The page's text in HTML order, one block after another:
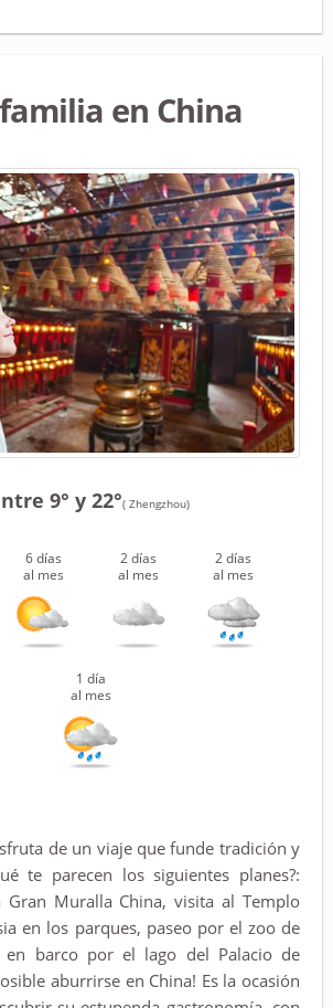
en China
9° y 22°( Zhengzhou)
6 días
al mes
2 días
al mes
2 días
al mes
1 día
al mes
de un viaje que funde tradición y
te parecen los siguientes planes?:
Gran Muralla China, visita al Templo
en los parques, paseo por el zoo de
en barco por el lago del Palacio de
aburrirse en China! Es la ocasión